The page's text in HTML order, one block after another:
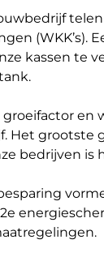
(WKK’s).
kassen te
groeifactor
Het grootste
bedrijven is